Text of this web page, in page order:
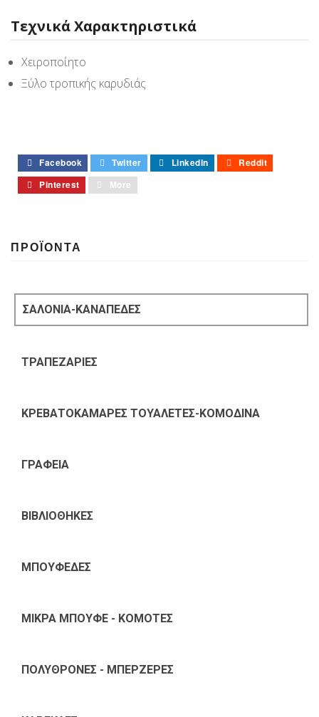
Τεχνικά Χαρακτηριστικά
Χειροποίητο
Ξύλο τροπικής καρυδιάς
Facebook Twitter LinkedIn
Reddit
Pinterest
More
ΠΡΟΪΟΝΤΑ
ΣΑΛΟΝΙΑ-ΚΑΝΑΠΕΔΕΣ
ΤΡΑΠΕΖΑΡΙΕΣ
ΚΡΕΒΑΤΟΚΑΜΑΡΕΣ ΤΟΥΑΛΕΤΕΣ-ΚΟΜΟΔΙΝΑ
ΓΡΑΦΕΙΑ
ΒΙΒΛΙΟΘΗΚΕΣ
ΜΠΟΥΦΕΔΕΣ
ΜΙΚΡΑ ΜΠΟΥΦΕ - ΚΟΜΟΤΕΣ
ΠΟΛΥΘΡΟΝΕΣ - ΜΠΕΡΖΕΡΕΣ